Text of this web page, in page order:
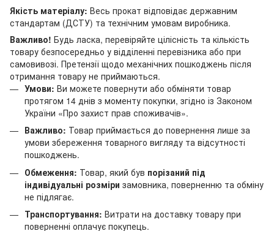
Якість матеріалу: Весь прокат відповідає державним
стандартам (ДСТУ) та технічним умовам виробника.
Важливо! Будь ласка, перевіряйте цілісність та кількість
товару безпосередньо у відділенні перевізника або при
самовивозі. Претензії щодо механічних пошкоджень після
отримання товару не приймаються.
Умови: Ви можете повернути або обміняти товар
протягом 14 днів з моменту покупки, згідно із Законом
України «Про захист прав споживачів».
Важливо: Товар приймається до повернення лише за
умови збереження товарного вигляду та відсутності
пошкоджень.
Обмеження: Товар, який був порізаний під
індивідуальні розміри замовника, поверненню та обміну
не підлягає.
Транспортування: Витрати на доставку товару при
поверненні оплачує покупець.